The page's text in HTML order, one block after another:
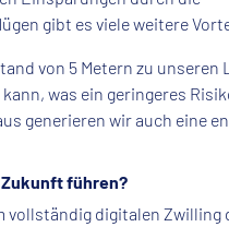
gibt es viele weitere
von 5 Metern zu unseren
was ein geringeres
generieren wir auch eine
führen?
vollständig digitalen